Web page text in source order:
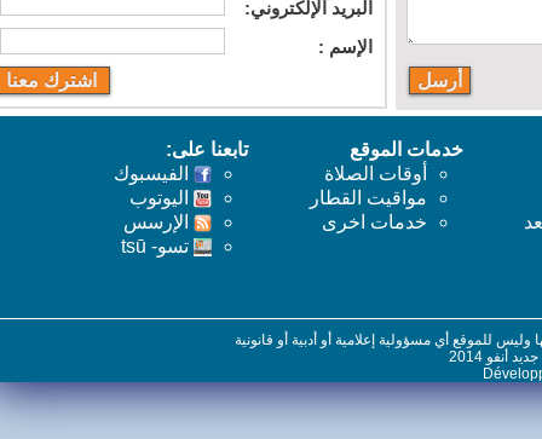
البريد اﻹلكتروني:
اﻹسم :
خدمات الموقع
أوقات الصلاة
مواقيت القطار
خدمات اخرى
تابعنا على:
الفيسبوك
اليوتوب
اﻹرسس
تسو- tsū
للموقع أي مسؤولية إعلامية أو أدبية أو قانونية
2014